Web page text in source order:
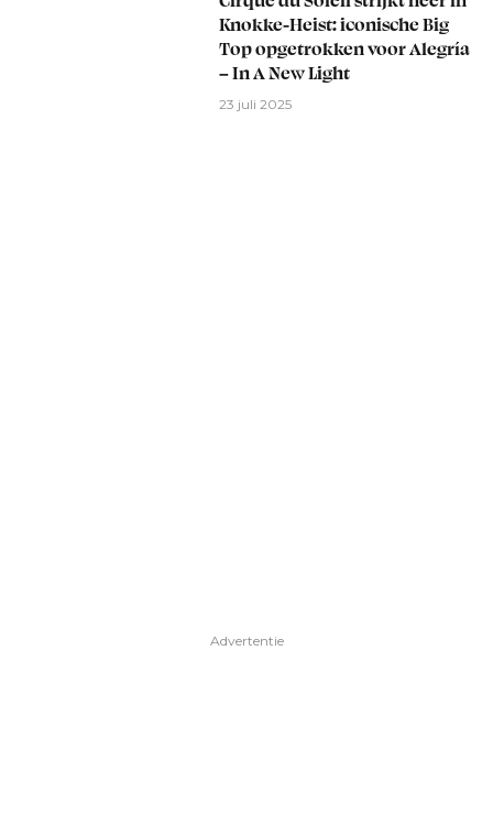
Knokke-Heist: iconische Big
Top opgetrokken voor Alegría
– In A New Light
23 juli 2025
Advertentie